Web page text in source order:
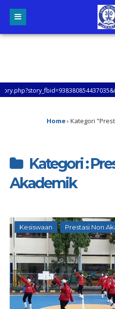
SMAN 30 JAKARTA, UNTUK
Home› Kategori
Kategori :
Akademik
Kesiswaan Prestasi Non